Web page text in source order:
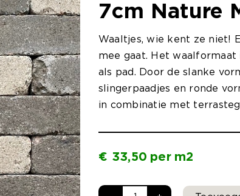
7cm Nature
Waaltjes, wie kent ze niet!
mee gaat. Het
als pad. Door de slanke
slingerpaadjes en ronde
in combinatie met
€ 33,50 per m2